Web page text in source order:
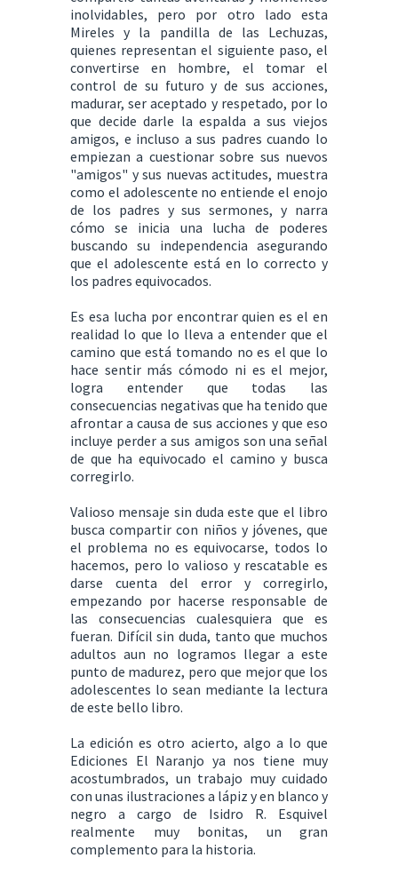
inolvidables, pero por otro lado esta
Mireles y la pandilla de las Lechuzas,
quienes representan el siguiente paso, el
convertirse en hombre, el tomar el
control de su futuro y de sus acciones,
madurar, ser aceptado y respetado, por lo
que decide darle la espalda a sus viejos
amigos, e incluso a sus padres cuando lo
empiezan a cuestionar sobre sus nuevos
"amigos" y sus nuevas actitudes, muestra
como el adolescente no entiende el enojo
de los padres y sus sermones, y narra
cómo se inicia una lucha de poderes
buscando su independencia asegurando
que el adolescente está en lo correcto y
los padres equivocados.
Es esa lucha por encontrar quien es el en
realidad lo que lo lleva a entender que el
camino que está tomando no es el que lo
hace sentir más cómodo ni es el mejor,
logra entender que todas las
consecuencias negativas que ha tenido que
afrontar a causa de sus acciones y que eso
incluye perder a sus amigos son una señal
de que ha equivocado el camino y busca
corregirlo.
Valioso mensaje sin duda este que el libro
busca compartir con niños y jóvenes, que
el problema no es equivocarse, todos lo
hacemos, pero lo valioso y rescatable es
darse cuenta del error y corregirlo,
empezando por hacerse responsable de
las consecuencias cualesquiera que es
fueran. Difícil sin duda, tanto que muchos
adultos aun no logramos llegar a este
punto de madurez, pero que mejor que los
adolescentes lo sean mediante la lectura
de este bello libro.
La edición es otro acierto, algo a lo que
Ediciones El Naranjo ya nos tiene muy
acostumbrados, un trabajo muy cuidado
con unas ilustraciones a lápiz y en blanco y
negro a cargo de Isidro R. Esquivel
realmente muy bonitas, un gran
complemento para la historia.